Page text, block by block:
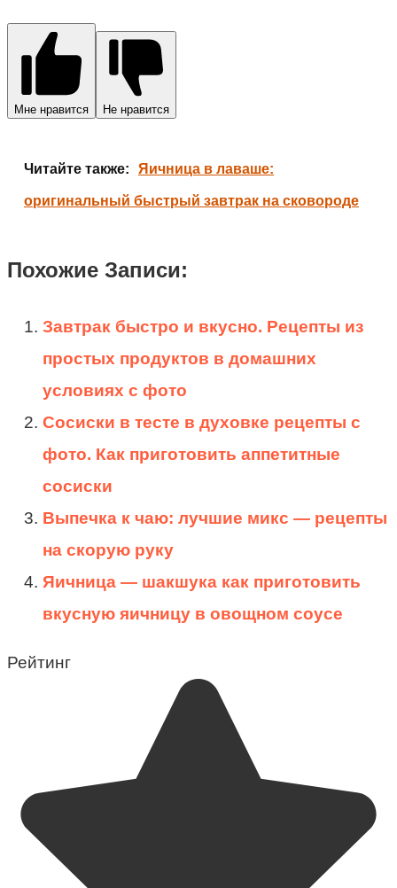
Мне нравится Не нравится
Читайте также: Яичница в лаваше:
оригинальный быстрый завтрак на сковороде
Похожие Записи:
Завтрак быстро и вкусно. Рецепты из
простых продуктов в домашних
условиях с фото
Сосиски в тесте в духовке рецепты с
фото. Как приготовить аппетитные
сосиски
Выпечка к чаю: лучшие микс — рецепты
на скорую руку
Яичница — шакшука как приготовить
вкусную яичницу в овощном соусе
Рейтинг